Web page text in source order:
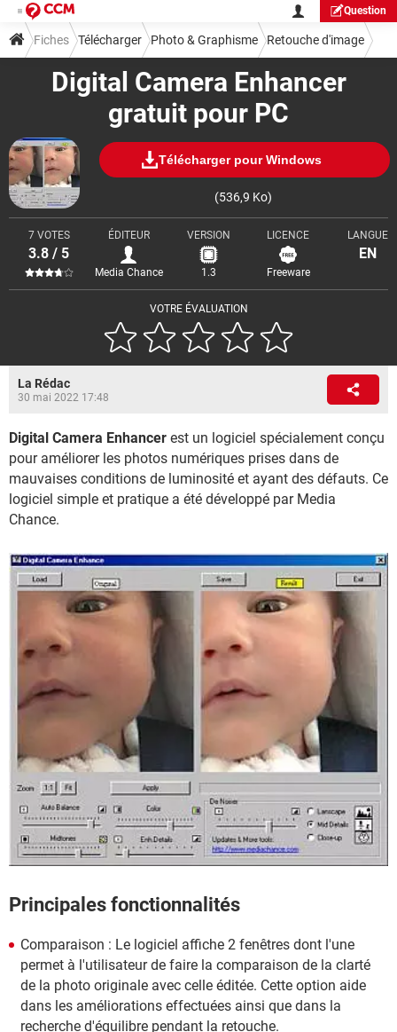
Question
Digital Camera Enhancer
gratuit pour PC
Télécharger pour Windows
(536,9 Ko)
VOTRE ÉVALUATION
7 VOTES
3.8 / 5
ÉDITEUR
Media Chance
VERSION
1.3
LICENCE
Freeware
LANGUE
EN
Fiches Télécharger Photo & Graphisme Retouche d'image
La Rédac
30 mai 2022 17:48
Digital Camera Enhancer est un logiciel spécialement conçu
pour améliorer les photos numériques prises dans de
mauvaises conditions de luminosité et ayant des défauts. Ce
logiciel simple et pratique a été développé par Media
Chance.
Principales fonctionnalités
Comparaison : Le logiciel affiche 2 fenêtres dont l'une
permet à l'utilisateur de faire la comparaison de la clarté
de la photo originale avec celle éditée. Cette option aide
dans les améliorations effectuées ainsi que dans la
recherche d'équilibre pendant la retouche.